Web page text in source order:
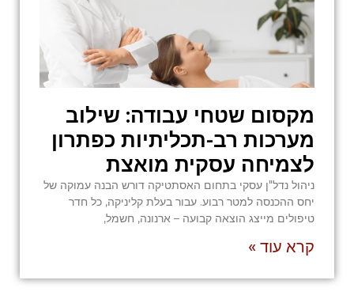
מקסום שטחי עבודה: שילוב
מערכות רב-תכליתיות כפתרון
לצמיחה עסקית מואצת
ניהול נדל"ן עסקי בתחום האסתטיקה דורש הבנה עמוקה של
יחס ההכנסה למטר רבוע. עבור בעלת קליניקה, כל חדר
טיפולים מייצג הוצאה קבועה – ארנונה, חשמל,
קרא עוד »